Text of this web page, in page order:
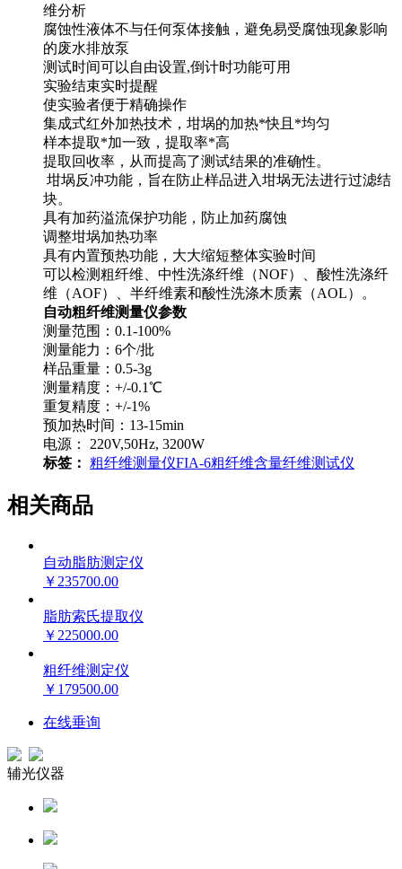
维分析
腐蚀性液体不与任何泵体接触，避免易受腐蚀现象影响
的废水排放泵
测试时间可以自由设置,倒计时功能可用
实验结束实时提醒
使实验者便于精确操作
集成式红外加热技术，坩埚的加热*快且*均匀
样本提取*加一致，提取率*高
提取回收率，从而提高了测试结果的准确性。
坩埚反冲功能，旨在防止样品进入坩埚无法进行过滤结
块。
具有加药溢流保护功能，防止加药腐蚀
调整坩埚加热功率
具有内置预热功能，大大缩短整体实验时间
可以检测粗纤维、中性洗涤纤维（NOF）、酸性洗涤纤
维（AOF）、半纤维素和酸性洗涤木质素（AOL）。
自动粗纤维测量仪参数
测量范围：0.1-100%
测量能力：6个/批
样品重量：0.5-3g
测量精度：+/-0.1℃
重复精度：+/-1%
预加热时间：13-15min
电源： 220V,50Hz, 3200W
标签： 粗纤维测量仪FIA-6粗纤维含量纤维测试仪
相关商品
自动脂肪测定仪
￥235700.00
脂肪索氏提取仪
￥225000.00
粗纤维测定仪
￥179500.00
在线垂询
辅光仪器